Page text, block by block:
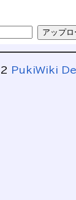
PukiWiki